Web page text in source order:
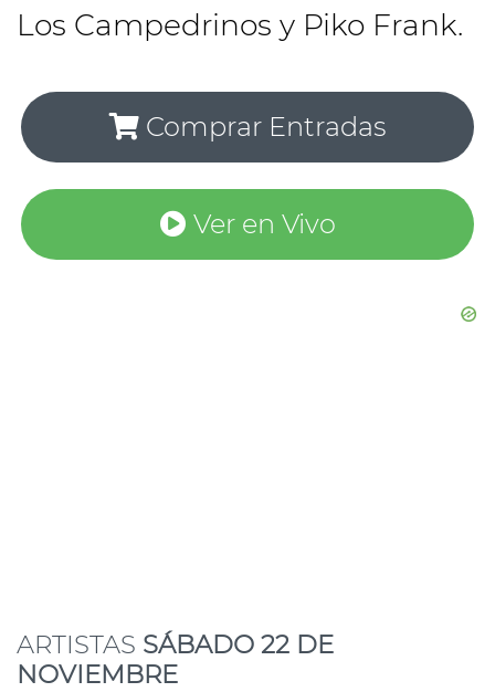
Los Campedrinos y Piko Frank.
Comprar Entradas
Ver en Vivo
ARTISTAS SÁBADO 22 DE
NOVIEMBRE